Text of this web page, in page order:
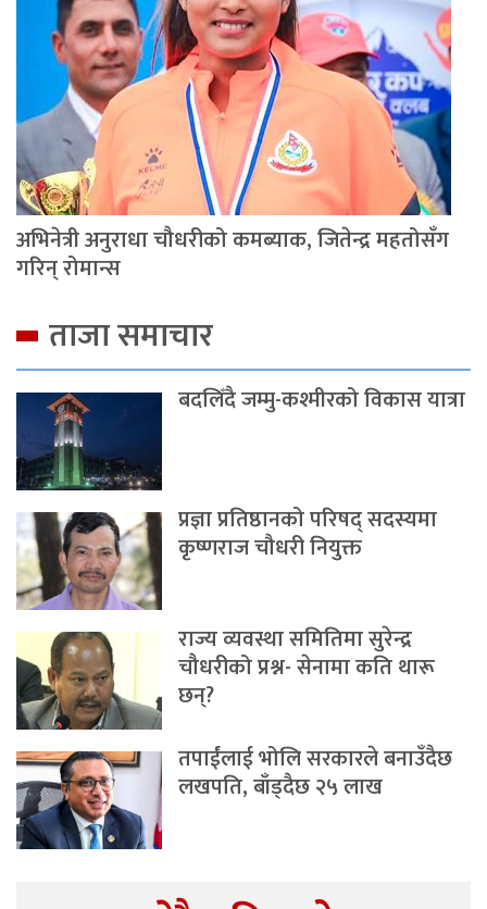
अभिनेत्री अनुराधा चौधरीको कमब्याक, जितेन्द्र महतोसँग
गरिन् रोमान्स
ताजा समाचार
बदलिँदै जम्मु-कश्मीरको विकास यात्रा
प्रज्ञा प्रतिष्ठानको परिषद् सदस्यमा
कृष्णराज चौधरी नियुक्त
राज्य व्यवस्था समितिमा सुरेन्द्र
चौधरीको प्रश्न- सेनामा कति थारू
छन्?
तपाईंलाई भोलि सरकारले बनाउँदैछ
लखपति, बाँड्दैछ २५ लाख